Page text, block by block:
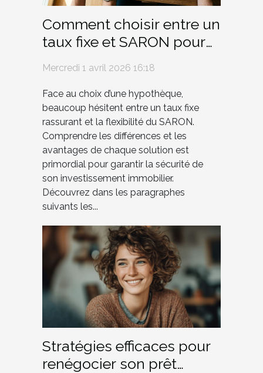
Comment choisir entre un
taux fixe et SARON pour
votre hypothèque ?
Mercredi 1 avril 2026 16:18
Face au choix d’une hypothèque,
beaucoup hésitent entre un taux fixe
rassurant et la flexibilité du SARON.
Comprendre les différences et les
avantages de chaque solution est
primordial pour garantir la sécurité de
son investissement immobilier.
Découvrez dans les paragraphes
suivants les...
Stratégies efficaces pour
renégocier son prêt